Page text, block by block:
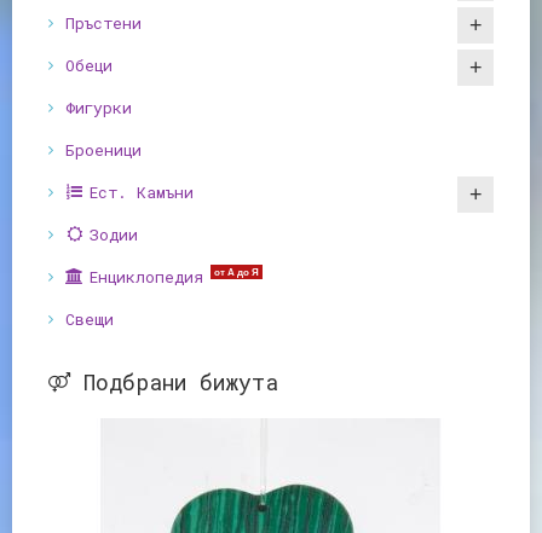
Пръстени
Обеци
Фигурки
Броеници
Ест. Камъни
Зодии
Енциклопедия
от А до Я
Свещи
Подбрани бижута